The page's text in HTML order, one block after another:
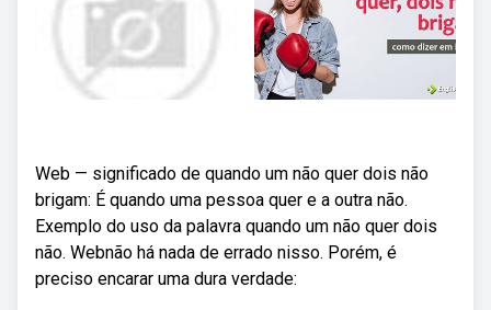
Web — significado de quando um não quer dois não
brigam: É quando uma pessoa quer e a outra não.
Exemplo do uso da palavra quando um não quer dois
não. Webnão há nada de errado nisso. Porém, é
preciso encarar uma dura verdade: